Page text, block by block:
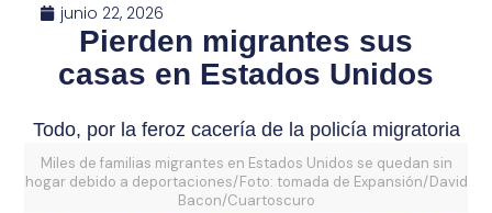
junio 22, 2026
Pierden migrantes sus
casas en Estados Unidos
Todo, por la feroz cacería de la policía migratoria
Miles de familias migrantes en Estados Unidos se quedan sin
hogar debido a deportaciones/Foto: tomada de Expansión/David
Bacon/Cuartoscuro